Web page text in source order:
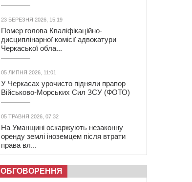
23 БЕРЕЗНЯ 2026, 15:19
Помер голова Кваліфікаційно-
дисциплінарної комісії адвокатури
Черкаської обла...
05 ЛИПНЯ 2026, 11:01
У Черкасах урочисто підняли прапор
Військово-Морських Сил ЗСУ (ФОТО)
05 ТРАВНЯ 2026, 07:32
На Уманщині оскаржують незаконну
оренду землі іноземцем після втрати
права вл...
ОБГОВОРЕННЯ